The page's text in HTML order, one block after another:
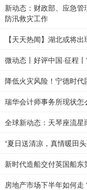
新动态：财政部、应急
防汛救灾工作
【天天热闻】湖北或将
微动态丨好评中国·征程
降低火灾风险！宁德时
瑞华会计师事务所现状
全球新动态：天琴座流
“夏日送清凉，真情暖田
新时代造船交付英国船
房地产市场下半年如何走